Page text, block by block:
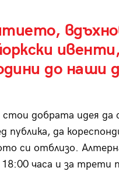
до наши
добрата идея
публика, да
си отблизо.
часа и за трети